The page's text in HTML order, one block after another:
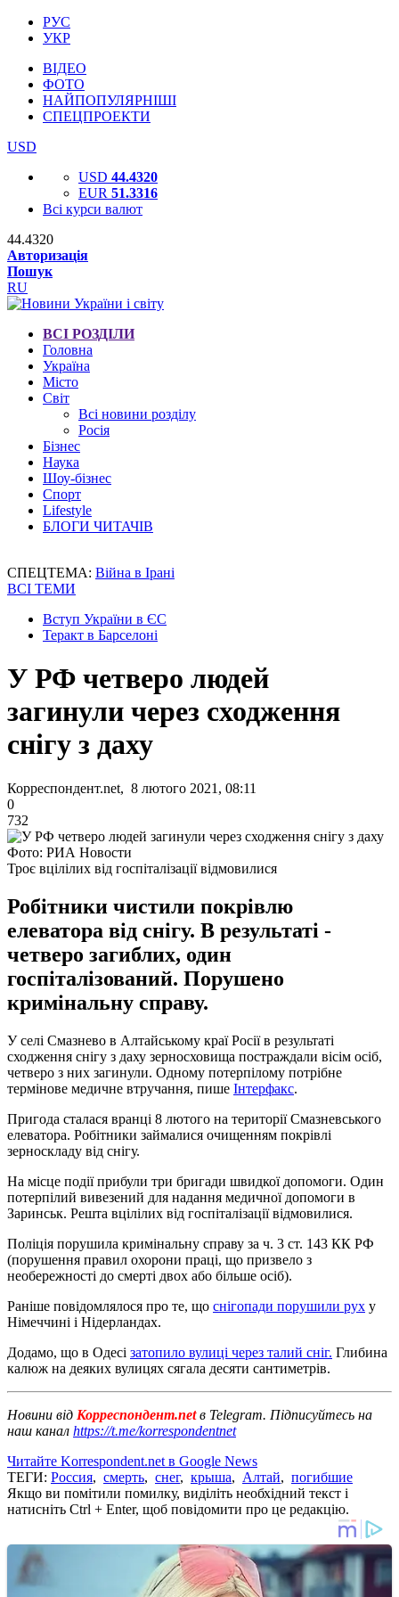
РУС
УКР
ВІДЕО
ФОТО
НАЙПОПУЛЯРНІШІ
СПЕЦПРОЕКТИ
USD
USD 44.4320
EUR 51.3316
Всі курси валют
44.4320
Авторизація
Пошук
RU
ВСІ РОЗДІЛИ
Головна
Україна
Місто
Світ
Всі новини розділу
Росія
Бізнес
Наука
Шоу-бізнес
Спорт
Lifestyle
БЛОГИ ЧИТАЧІВ
СПЕЦТЕМА: Війна в Ірані
ВСІ ТЕМИ
Вступ України в ЄС
Теракт в Барселоні
У РФ четверо людей
загинули через сходження
снігу з даху
Корреспондент.net, 8 лютого 2021, 08:11
0
732
Фото: РИА Новости
Троє вцілілих від госпіталізації відмовилися
Робітники чистили покрівлю
елеватора від снігу. В результаті -
четверо загиблих, один
госпіталізований. Порушено
кримінальну справу.
У селі Смазнево в Алтайському краї Росії в результаті
сходження снігу з даху зерносховища постраждали вісім осіб,
четверо з них загинули. Одному потерпілому потрібне
термінове медичне втручання, пише Інтерфакс.
Пригода сталася вранці 8 лютого на території Смазневського
елеватора. Робітники займалися очищенням покрівлі
зерноскладу від снігу.
На місце події прибули три бригади швидкої допомоги. Один
потерпілий вивезений для надання медичної допомоги в
Заринськ. Решта вцілілих від госпіталізації відмовилися.
Поліція порушила кримінальну справу за ч. 3 ст. 143 КК РФ
(порушення правил охорони праці, що призвело з
необережності до смерті двох або більше осіб).
Раніше повідомлялося про те, що снігопади порушили рух у
Німеччині і Нідерландах.
Додамо, що в Одесі затопило вулиці через талий сніг. Глибина
калюж на деяких вулицях сягала десяти сантиметрів.
Новини від Корреспондент.netв Telegram. Підписуйтесь на
наш канал https://t.me/korrespondentnet
Читайте Korrespondent.net в Google News
ТЕГИ: Россия, смерть, снег, крыша, Алтай, погибшие
Якщо ви помітили помилку, виділіть необхідний текст і
натисніть Ctrl + Enter, щоб повідомити про це редакцію.